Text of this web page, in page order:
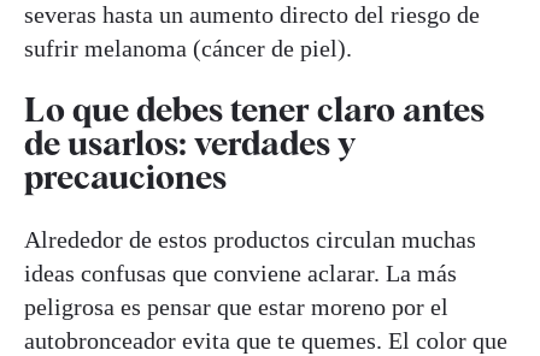
severas hasta un aumento directo del riesgo de
sufrir melanoma (cáncer de piel).
Lo que debes tener claro antes
de usarlos: verdades y
precauciones
Alrededor de estos productos circulan muchas
ideas confusas que conviene aclarar. La más
peligrosa es pensar que estar moreno por el
autobronceador evita que te quemes. El color que